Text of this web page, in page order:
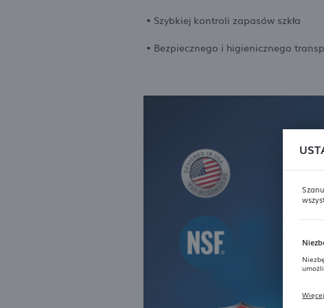
• Szybkiej kontroli zapasów szkła
• Bezpiecznego i higienicznego
Pliki
Więcej